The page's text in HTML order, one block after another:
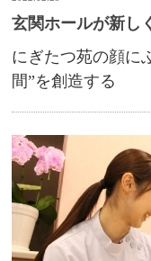
玄関ホールが新し
にぎたつ苑の顔に
間”を創造する